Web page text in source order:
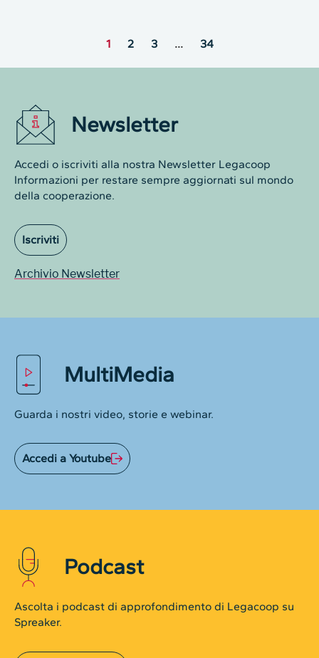
1 2 3 … 34
Newsletter
Accedi o iscriviti alla nostra Newsletter Legacoop
Informazioni per restare sempre aggiornati sul mondo
della cooperazione.
Iscriviti
Archivio Newsletter
MultiMedia
Guarda i nostri video, storie e webinar.
Accedi a Youtube
Podcast
Ascolta i podcast di approfondimento di Legacoop su
Spreaker.